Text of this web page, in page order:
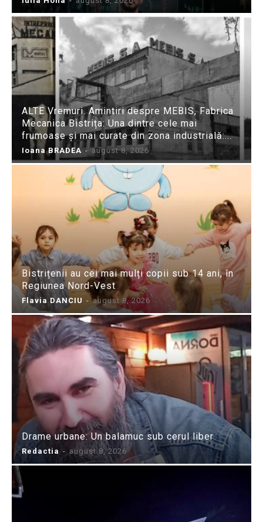
ALTE Vremuri. Amintiri despre MEBIS, Fabrica
Mecanica Bistrița: Una dintre cele mai
frumoase și mai curate din zona industrială:...
Ioana BRADEA - august 8, 2026
Bistrițenii au cei mai mulți copii sub 14 ani, în
Regiunea Nord-Vest
Flavia DANCIU - august 8, 2026
Drame urbane: Un balamuc sub cerul liber
Redactia - august 8, 2026